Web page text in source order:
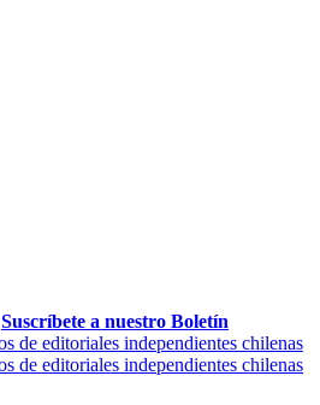
Suscríbete a nuestro Boletín
-